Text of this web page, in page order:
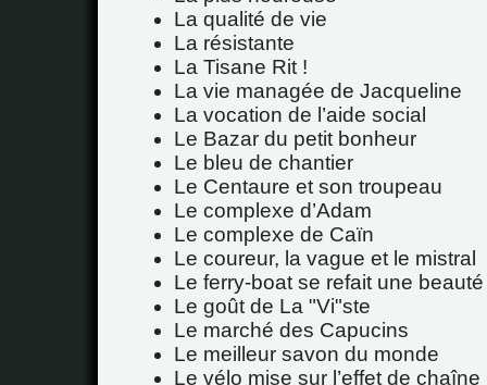
La qualité de vie
La résistante
La Tisane Rit !
La vie managée de Jacqueline
La vocation de l’aide social
Le Bazar du petit bonheur
Le bleu de chantier
Le Centaure et son troupeau
Le complexe d’Adam
Le complexe de Caïn
Le coureur, la vague et le mistral
Le ferry-boat se refait une beauté
Le goût de La "Vi"ste
Le marché des Capucins
Le meilleur savon du monde
Le vélo mise sur l’effet de chaîne